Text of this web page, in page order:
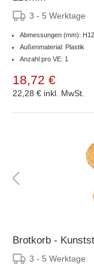
3 - 5 Werktage
Abmessungen (mm):
Außenmaterial: Plastik
Anzahl pro VE: 1
18,72 €
22,28 € inkl. MwSt.
Brotkorb -
3 - 5 Werktage